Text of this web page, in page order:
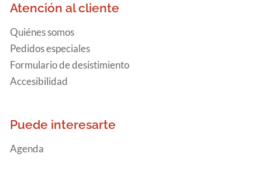
Atención al cliente
Quiénes somos
Pedidos especiales
Formulario de desistimiento
Accesibilidad
Puede interesarte
Agenda